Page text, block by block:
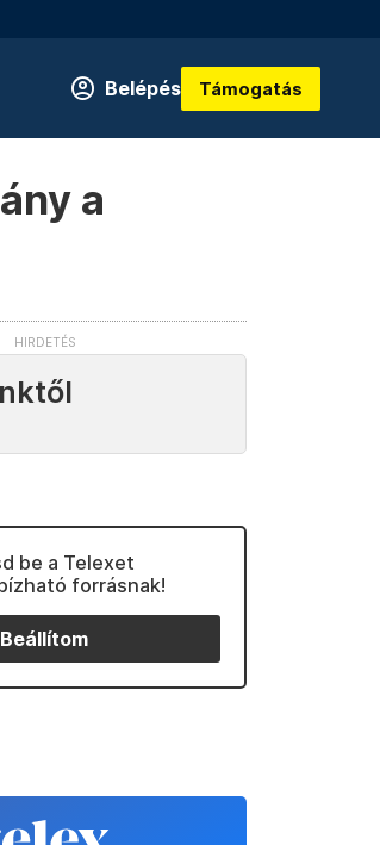
Belépés Támogatás
a
be a Telexet
forrásnak!
Beállítom